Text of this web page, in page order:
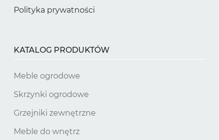
Polityka prywatności
KATALOG PRODUKTÓW
Meble ogrodowe
Skrzynki ogrodowe
Grzejniki zewnętrzne
Meble do wnętrz